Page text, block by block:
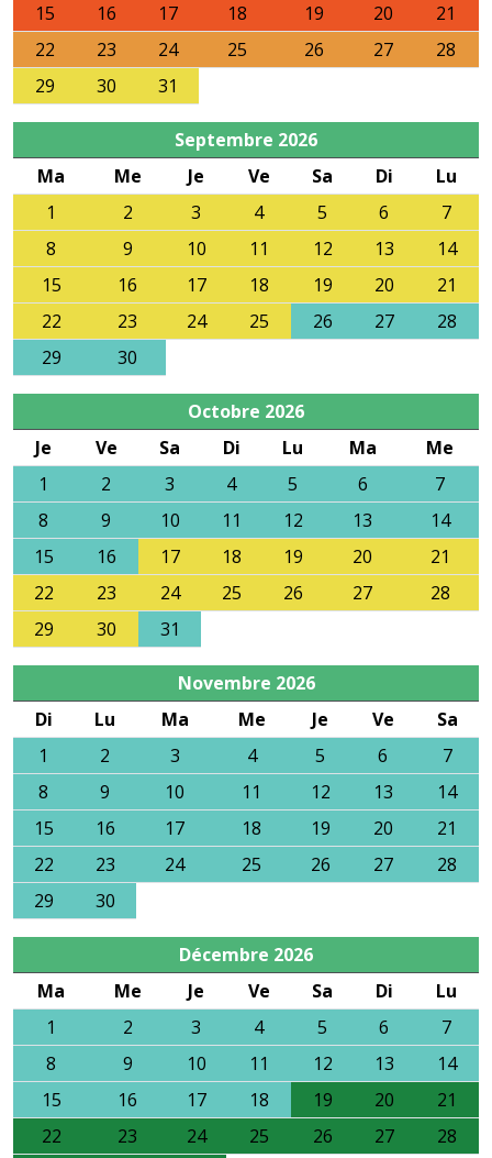
15
16 17 18 19 20
21
22
23 24 25 26 27
28
29
30 31
Septembre 2026
Ma
Me Je Ve Sa Di
Lu
1
2 3 4 5 6
7
8
9 10 11 12 13
14
15
16 17 18 19 20
21
22
23 24 25 26 27
28
29
30
Octobre 2026
Je
Ve Sa Di Lu Ma
Me
1
2 3 4 5 6
7
8
9 10 11 12 13
14
15
16 17 18 19 20
21
22
23 24 25 26 27
28
29
30 31
Novembre 2026
Di
Lu Ma Me Je Ve
Sa
1
2 3 4 5 6
7
8
9 10 11 12 13
14
15
16 17 18 19 20
21
22
23 24 25 26 27
28
29
30
Décembre 2026
Ma
Me Je Ve Sa Di
Lu
1
2 3 4 5 6
7
8
9 10 11 12 13
14
15
16 17 18 19 20
21
22
23 24 25 26 27 28